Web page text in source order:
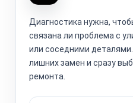
Диагностика нужна,
связана ли проблема с
или соседними
лишних замен и сразу
ремонта.